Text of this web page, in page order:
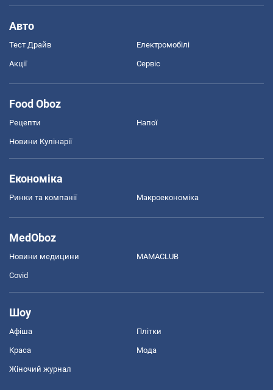
Авто
Тест Драйв Електромобілі
Акції Сервіс
Food Oboz
Рецепти Напої
Новини Кулінарії
Економіка
Ринки та компанії Макроекономіка
MedOboz
Новини медицини MAMACLUB
Covid
Шоу
Афіша Плітки
Краса Мода
Жіночий журнал